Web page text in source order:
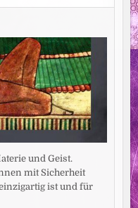
und Geist.
mit Sicherheit
ist und für